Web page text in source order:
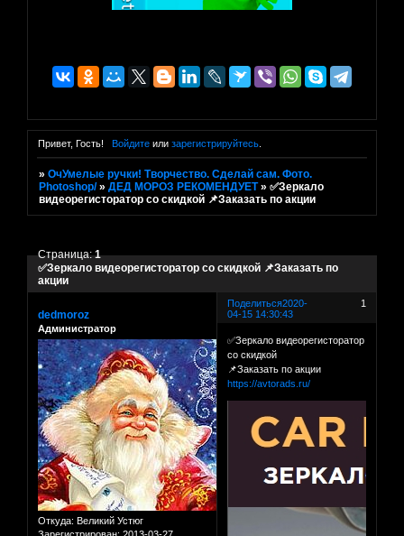
Привет, Гость! Войдитеили зарегистрируйтесь.
»ОчУмелые ручки! Творчество. Сделай сам. Фото.
Photoshop/ »ДЕД МОРОЗ РЕКОМЕНДУЕТ »✅Зеркало
видеорегисторатор со скидкой 📌Заказать по акции
✅Зеркало видеорегисторатор со скидкой 📌Заказать по
акции
Страница:1
Поделиться 1
2020-
04-15 14:30:43
dedmoroz
Администратор
Откуда: Великий Устюг
✅Зеркало видеорегисторатор
со скидкой
📌Заказать по акции
https://avtorads.ru/